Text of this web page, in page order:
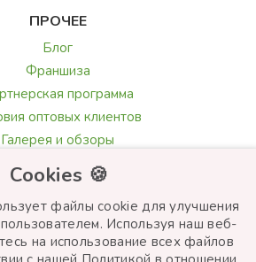
ПРОЧЕЕ
Блог
Франшиза
программа
оптовых клиентов
Галерея и обзоры
Текст поздравления
Выбор цветов
Cookies 🍪
файлы cookie для улучшения
Используя наш веб-
на использование всех файлов